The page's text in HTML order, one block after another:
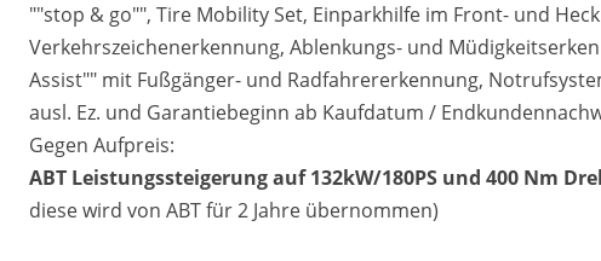
""stop & go"", Tire Mobility Set, Einparkhilfe im Front- und
Verkehrszeichenerkennung, Ablenkungs- und
Assist"" mit Fußgänger- und Radfahrererkennung,
ausl. Ez. und Garantiebeginn ab Kaufdatum /
Gegen Aufpreis:
ABT Leistungssteigerung auf 132kW/180PS und 400 Nm
diese wird von ABT für 2 Jahre übernommen)